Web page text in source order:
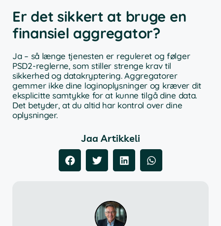
Er det sikkert at bruge en
finansiel aggregator?
Ja – så længe tjenesten er reguleret og følger
PSD2-reglerne, som stiller strenge krav til
sikkerhed og datakryptering. Aggregatorer
gemmer ikke dine loginoplysninger og kræver dit
eksplicitte samtykke for at kunne tilgå dine data.
Det betyder, at du altid har kontrol over dine
oplysninger.
Jaa Artikkeli